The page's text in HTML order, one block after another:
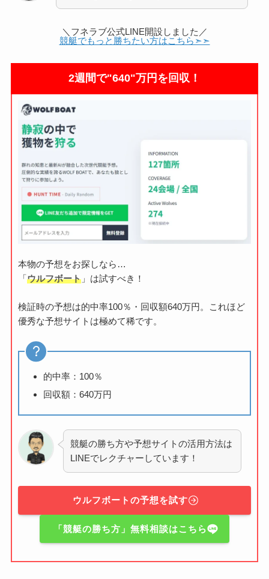
＼フネラブ公式LINE開設しました／
競艇でもっと勝ちたい方はこちら➣➣
2週間で"640"万円を回収！
本物の予想をお探しなら…
「ウルフボート」は試すべき！
検証時の予想は的中率100％・回収額640万円。これほど
優秀な予想サイトは極めて稀です。
的中率：100％
回収額：640万円
競艇の勝ち方や予想サイトの活用方法は
LINEでレクチャーしています！
ウルフボートの予想を試す
「競艇の勝ち方」無料相談はこちら